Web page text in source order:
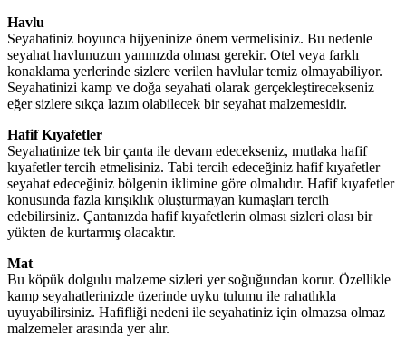
Havlu
Seyahatiniz boyunca hijyeninize önem vermelisiniz. Bu nedenle
seyahat havlunuzun yanınızda olması gerekir. Otel veya farklı
konaklama yerlerinde sizlere verilen havlular temiz olmayabiliyor.
Seyahatinizi kamp ve doğa seyahati olarak gerçekleştirecekseniz
eğer sizlere sıkça lazım olabilecek bir seyahat malzemesidir.
Hafif Kıyafetler
Seyahatinize tek bir çanta ile devam edecekseniz, mutlaka hafif
kıyafetler tercih etmelisiniz. Tabi tercih edeceğiniz hafif kıyafetler
seyahat edeceğiniz bölgenin iklimine göre olmalıdır. Hafif kıyafetler
konusunda fazla kırışıklık oluşturmayan kumaşları tercih
edebilirsiniz. Çantanızda hafif kıyafetlerin olması sizleri olası bir
yükten de kurtarmış olacaktır.
Mat
Bu köpük dolgulu malzeme sizleri yer soğuğundan korur. Özellikle
kamp seyahatlerinizde üzerinde uyku tulumu ile rahatlıkla
uyuyabilirsiniz. Hafifliği nedeni ile seyahatiniz için olmazsa olmaz
malzemeler arasında yer alır.